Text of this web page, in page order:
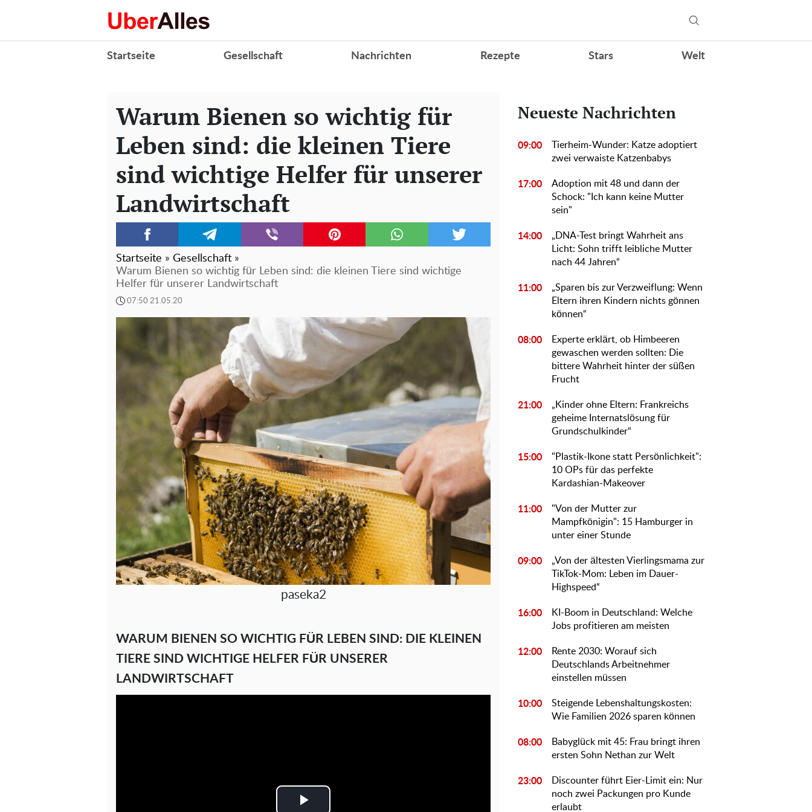
Startseite Gesellschaft Nachrichten Rezepte Stars Welt
Warum Bienen so wichtig für
Leben sind: die kleinen Tiere
sind wichtige Helfer für unserer
Landwirtschaft
Startseite » Gesellschaft »
Warum Bienen so wichtig für Leben sind: die kleinen Tiere sind wichtige
Helfer für unserer Landwirtschaft
07:50 21.05.20
paseka2
WARUM BIENEN SO WICHTIG FÜR LEBEN SIND: DIE KLEINEN
TIERE SIND WICHTIGE HELFER FÜR UNSERER
LANDWIRTSCHAFT
Neueste Nachrichten
09:00
Tierheim-Wunder: Katze adoptiert
zwei verwaiste Katzenbabys
17:00
Adoption mit 48 und dann der
Schock: "Ich kann keine Mutter
sein"
14:00
„DNA-Test bringt Wahrheit ans
Licht: Sohn trifft leibliche Mutter
nach 44 Jahren“
11:00
„Sparen bis zur Verzweiflung: Wenn
Eltern ihren Kindern nichts gönnen
können“
08:00
Experte erklärt, ob Himbeeren
gewaschen werden sollten: Die
bittere Wahrheit hinter der süßen
Frucht
21:00
„Kinder ohne Eltern: Frankreichs
geheime Internatslösung für
Grundschulkinder“
15:00
"Plastik-Ikone statt Persönlichkeit":
10 OPs für das perfekte
Kardashian-Makeover
11:00
"Von der Mutter zur
Mampfkönigin": 15 Hamburger in
unter einer Stunde
09:00
„Von der ältesten Vierlingsmama zur
TikTok-Mom: Leben im Dauer-
Highspeed“
16:00
KI-Boom in Deutschland: Welche
Jobs profitieren am meisten
12:00
Rente 2030: Worauf sich
Deutschlands Arbeitnehmer
einstellen müssen
10:00
Steigende Lebenshaltungskosten:
Wie Familien 2026 sparen können
08:00
Babyglück mit 45: Frau bringt ihren
ersten Sohn Nethan zur Welt
23:00
Discounter führt Eier-Limit ein: Nur
noch zwei Packungen pro Kunde
erlaubt